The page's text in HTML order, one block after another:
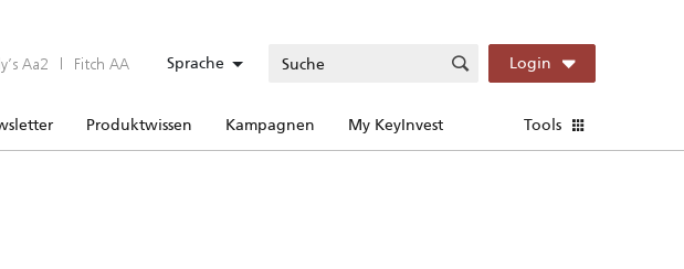
Aa2 | Fitch AA Sprache Login
Produktwissen Kampagnen My KeyInvest Tools